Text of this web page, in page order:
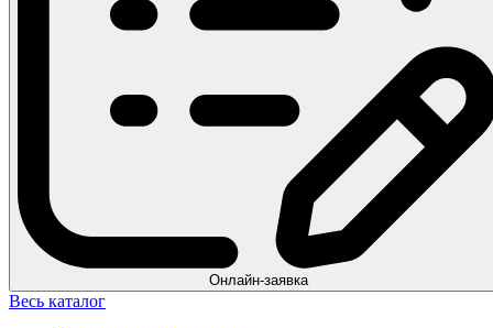
Онлайн-заявка
Весь каталог